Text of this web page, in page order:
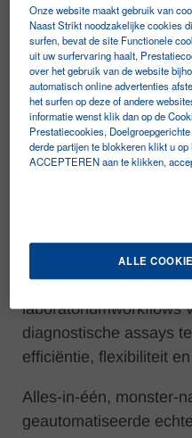
KENMERKEN
PRIME MDx is het
Diagnostics-systeem
laboratoriumworkflows
diagnostische assays
efficiëntie, flexibiliteit
Alles-in-één, monster-
geautomatiseerde
Onze website maakt gebruik van
Naast Strikt noodzakelijke cookies
surfen, bevat de site Functionele
uit uw surfervaring haalt,
over het gebruik van de website
automatisch online advertenties
het surfen op deze of andere
informatie wenst klik dan op de
Prestatiecookies,
derde partijen te blokkeren klikt u
ACCEPTEREN aan te klikken,
ALLE